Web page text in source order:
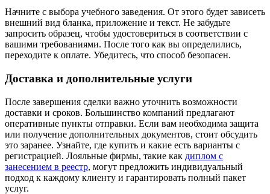
Начните с выбора учебного заведения. От этого будет зависеть
внешний вид бланка, приложение и текст. Не забудьте
запросить образец, чтобы удостовериться в соответствии с
вашими требованиями. После того как вы определились,
переходите к оплате. Убедитесь, что способ безопасен.
Доставка и дополнительные услуги
После завершения сделки важно уточнить возможности
доставки и сроков. Большинство компаний предлагают
оперативные пункты отправки. Если вам необходима защита
или получение дополнительных документов, стоит обсудить
это заранее. Узнайте, где купить и какие есть варианты с
регистрацией. Лояльные фирмы, такие как диплом с
занесением в реестр, могут предложить индивидуальный
подход к каждому клиенту и гарантировать полный пакет
услуг.